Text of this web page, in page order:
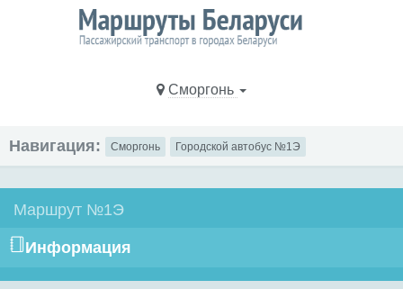
Сморгонь
Навигация: Сморгонь Городской автобус №1Э
Маршрут №1Э
Информация